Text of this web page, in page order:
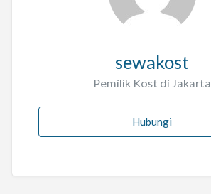
sewakost
Pemilik Kost di Jakarta
Hubungi